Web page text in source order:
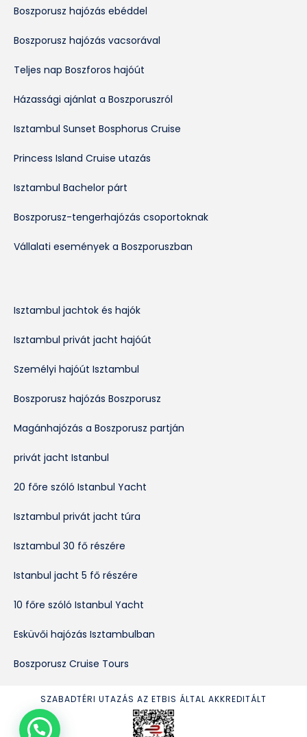
Boszporusz hajózás ebéddel
Boszporusz hajózás vacsorával
Teljes nap Boszforos hajóút
Házassági ajánlat a Boszporuszról
Isztambul Sunset Bosphorus Cruise
Princess Island Cruise utazás
Isztambul Bachelor párt
Boszporusz-tengerhajózás csoportoknak
Vállalati események a Boszporuszban
Isztambul jachtok és hajók
Isztambul privát jacht hajóút
Személyi hajóút Isztambul
Boszporusz hajózás Boszporusz
Magánhajózás a Boszporusz partján
privát jacht Istanbul
20 főre szóló Istanbul Yacht
Isztambul privát jacht túra
Isztambul 30 fő részére
Istanbul jacht 5 fő részére
10 főre szóló Istanbul Yacht
Esküvői hajózás Isztambulban
Boszporusz Cruise Tours
SZABADTÉRI UTAZÁS AZ ETBIS ÁLTAL AKKREDITÁLT